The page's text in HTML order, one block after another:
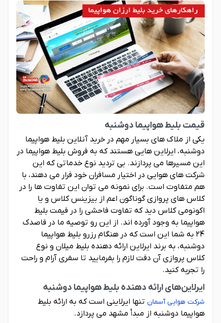
قیمت بلیط هواپیما دوشنبه
یکی از ملاک های بسیار مهم در خرید آنلاین بلیط هواپیما
دوشنبه، ایرلاین هایی هستند که به فروش بلیط هواپیما در
این مسیرها می پردازند. بی تردید نوع خدماتی که این
شرکت های هوایی در اختیار مسافران خود قرار می دهند، با
هم متفاوت است. برای نمونه می توان این تفاوت ها را در
کلاس های پروازی گوناگون اعم از بیزینس کلاس و یا
اکونومی کلاس دید که تفاوت فاحشی را در قیمت بلیط
هواپیما به وجود آورده اند. از این رو توصیه ما در قاصدک
24 به شما این است که در هنگام رزرو بلیط هواپیما
دوشنبه، به برند ایرلاین ارائه دهنده بلیط میلان و نوع
کلاس پروازی آن دقت لازم را بفرمایید تا سفری آرام و راحت
را تجربه کنید.
ایرلاین‌های ارائه دهنده بلیط هواپیما دوشنبه
شرکت هوایی آسمان تنها ایرلاینی است که به ارائه بلیط
هواپیما دوشنبه از مبدأ مشهد می پردازد.